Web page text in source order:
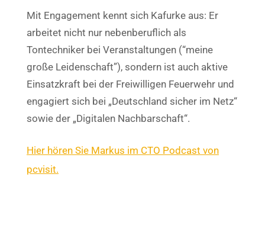
Mit Engagement kennt sich Kafurke aus: Er
arbeitet nicht nur nebenberuflich als
Tontechniker bei Veranstaltungen (“meine
große Leidenschaft”), sondern ist auch aktive
Einsatzkraft bei der Freiwilligen Feuerwehr und
engagiert sich bei „Deutschland sicher im Netz“
sowie der „Digitalen Nachbarschaft“.
Hier hören Sie Markus im CTO Podcast von
pcvisit.